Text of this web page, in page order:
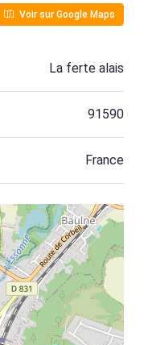
Voir sur Google Maps
La ferte alais
91590
France